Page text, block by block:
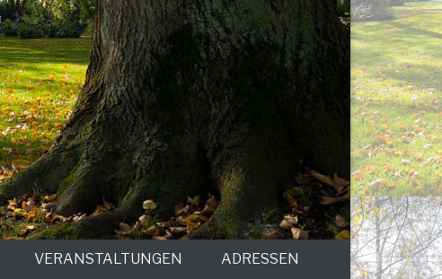
VERANSTALTUNGEN ADRESSEN